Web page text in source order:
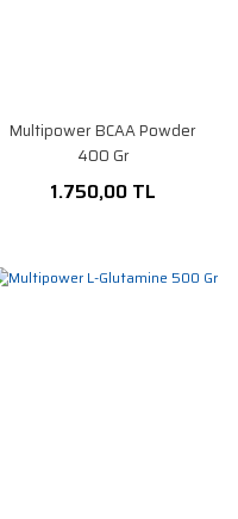
Multipower BCAA Powder
400 Gr
1.750,00 TL